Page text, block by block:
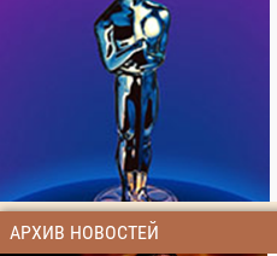
АРХИВ НОВОСТЕЙ